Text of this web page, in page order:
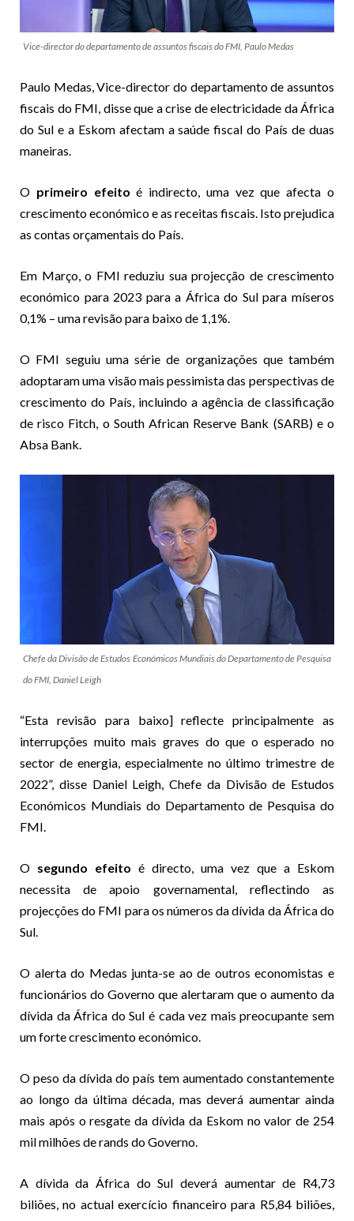
Vice-director do departamento de assuntos fiscais do FMI, Paulo Medas
Paulo Medas, Vice-director do departamento de assuntos
fiscais do FMI, disse que a crise de electricidade da África
do Sul e a Eskom afectam a saúde fiscal do País de duas
maneiras.
O primeiro efeito é indirecto, uma vez que afecta o
crescimento económico e as receitas fiscais. Isto prejudica
as contas orçamentais do País.
Em Março, o FMI reduziu sua projecção de crescimento
económico para 2023 para a África do Sul para míseros
0,1% – uma revisão para baixo de 1,1%.
O FMI seguiu uma série de organizações que também
adoptaram uma visão mais pessimista das perspectivas de
crescimento do País, incluindo a agência de classificação
de risco Fitch, o South African Reserve Bank (SARB) e o
Absa Bank.
Chefe da Divisão de Estudos Económicos Mundiais do Departamento de Pesquisa
do FMI, Daniel Leigh
“Esta revisão para baixo] reflecte principalmente as
interrupções muito mais graves do que o esperado no
sector de energia, especialmente no último trimestre de
2022”, disse Daniel Leigh, Chefe da Divisão de Estudos
Económicos Mundiais do Departamento de Pesquisa do
FMI.
O segundo efeito é directo, uma vez que a Eskom
necessita de apoio governamental, reflectindo as
projecções do FMI para os números da dívida da África do
Sul.
O alerta do Medas junta-se ao de outros economistas e
funcionários do Governo que alertaram que o aumento da
dívida da África do Sul é cada vez mais preocupante sem
um forte crescimento económico.
O peso da dívida do país tem aumentado constantemente
ao longo da última década, mas deverá aumentar ainda
mais após o resgate da dívida da Eskom no valor de 254
mil milhões de rands do Governo.
A dívida da África do Sul deverá aumentar de R4,73
biliões, no actual exercício financeiro para R5,84 biliões,